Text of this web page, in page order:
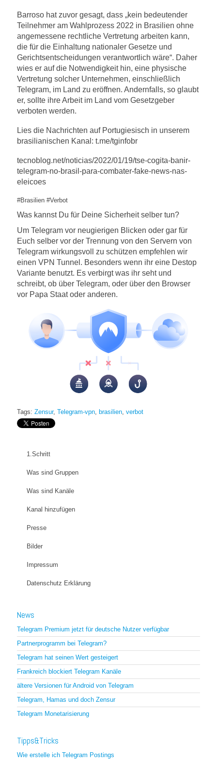
Barroso hat zuvor gesagt, dass „kein bedeutender
Teilnehmer am Wahlprozess 2022 in Brasilien ohne
angemessene rechtliche Vertretung arbeiten kann,
die für die Einhaltung nationaler Gesetze und
Gerichtsentscheidungen verantwortlich wäre“. Daher
wies er auf die Notwendigkeit hin, eine physische
Vertretung solcher Unternehmen, einschließlich
Telegram, im Land zu eröffnen. Andernfalls, so glaubt
er, sollte ihre Arbeit im Land vom Gesetzgeber
verboten werden.
Lies die Nachrichten auf Portugiesisch in unserem
brasilianischen Kanal: t.me/tginfobr
tecnoblog.net/noticias/2022/01/19/tse-cogita-banir-
telegram-no-brasil-para-combater-fake-news-nas-
eleicoes
#Brasilien #Verbot
Was kannst Du für Deine Sicherheit selber tun?
Um Telegram vor neugierigen Blicken oder gar für
Euch selber vor der Trennung von den Servern von
Telegram wirkungsvoll zu schützen empfehlen wir
einen VPN Tunnel. Besonders wenn ihr eine Destop
Variante benutzt. Es verbirgt was ihr seht und
schreibt, ob über Telegram, oder über den Browser
vor Papa Staat oder anderen.
Tags: Zensur, Telegram-vpn brasilien verbot
1.Schritt
Was sind Gruppen
Was sind Kanäle
Kanal hinzufügen
Presse
Bilder
Impressum
Datenschutz Erklärung
News
Telegram Premium jetzt für deutsche Nutzer verfügbar
Partnerprogramm bei Telegram?
Telegram hat seinen Wert gesteigert
Frankreich blockiert Telegram Kanäle
ältere Versionen für Android von Telegram
Telegram, Hamas und doch Zensur
Telegram Monetarisierung
Tipps&Tricks
Wie erstelle ich Telegram Postings